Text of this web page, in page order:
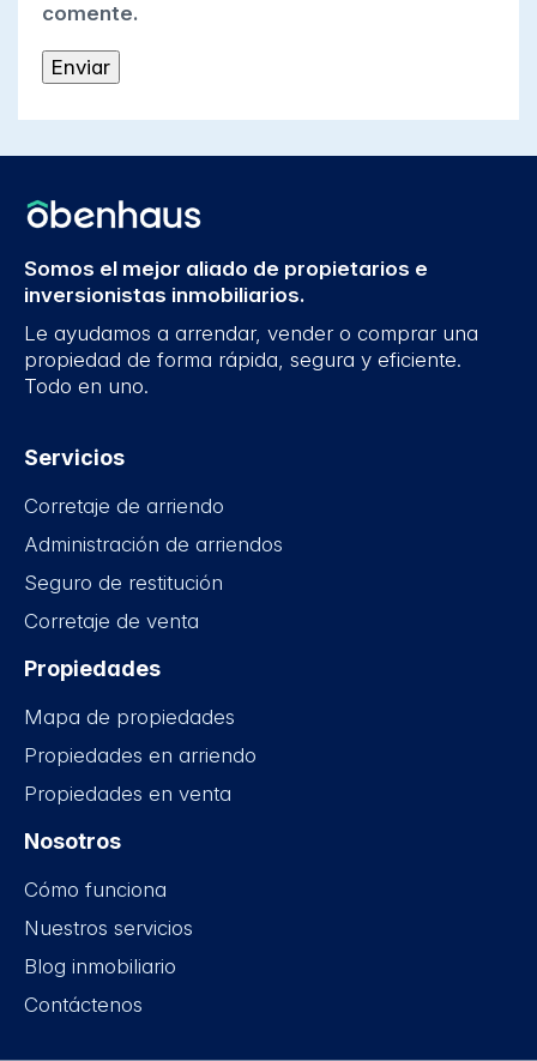
comente.
Somos el mejor aliado de propietarios e
inversionistas inmobiliarios.
Le ayudamos a arrendar, vender o comprar una
propiedad de forma rápida, segura y eficiente.
Todo en uno.
Servicios
Corretaje de arriendo
Administración de arriendos
Seguro de restitución
Corretaje de venta
Propiedades
Mapa de propiedades
Propiedades en arriendo
Propiedades en venta
Nosotros
Cómo funciona
Nuestros servicios
Blog inmobiliario
Contáctenos